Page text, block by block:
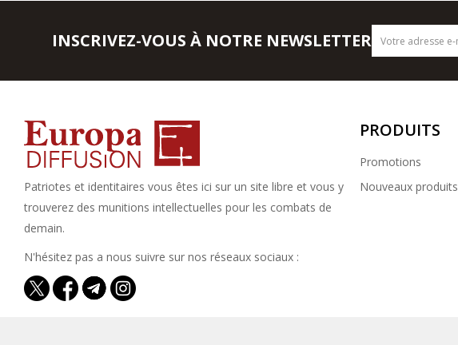
INSCRIVEZ-VOUS À NOTRE NEWSLETTER
Patriotes et identitaires vous êtes ici sur un site libre et vous y
trouverez des munitions intellectuelles pour les combats de
demain.
N'hésitez pas a nous suivre sur nos réseaux sociaux :
PRODUITS
Promotions
Nouveaux produits